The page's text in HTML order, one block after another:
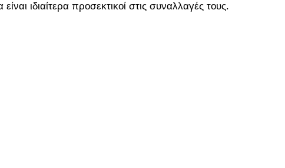
ιδιαίτερα προσεκτικοί στις συναλλαγές τους.